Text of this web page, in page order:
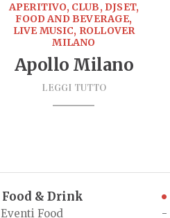
APERITIVO, CLUB, DJSET,
FOOD AND BEVERAGE,
LIVE MUSIC, ROLLOVER
MILANO
Apollo Milano
LEGGI TUTTO
Food & Drink
Eventi Food -